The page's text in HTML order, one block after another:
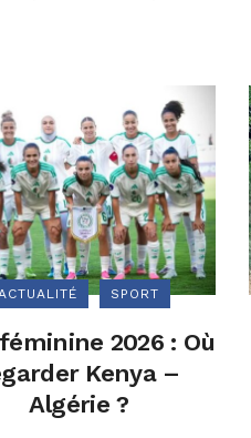
SPORT
2026 : Où
Kenya –
Algérie ?